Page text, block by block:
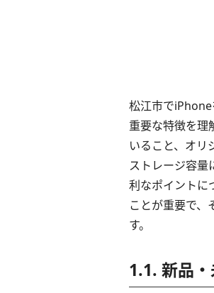
松江市で
重要な特徴を理
いること、オリ
ストレージ容量
利なポイントに
ことが重要で、
す。
1.1. 新品